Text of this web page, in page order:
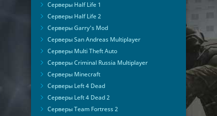
Серверы Half Life 1
Серверы Half Life 2
Серверы Garry's Mod
Серверы San Andreas Multiplayer
Серверы Multi Theft Auto
Серверы Criminal Russia Multiplayer
Серверы Minecraft
Серверы Left 4 Dead
Серверы Left 4 Dead 2
Серверы Team Fortress 2